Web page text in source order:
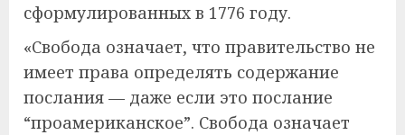
сформулированных в 1776 году.
«Свобода означает, что правительство не
имеет права определять содержание
послания — даже если это послание
“проамериканское”. Свобода означает